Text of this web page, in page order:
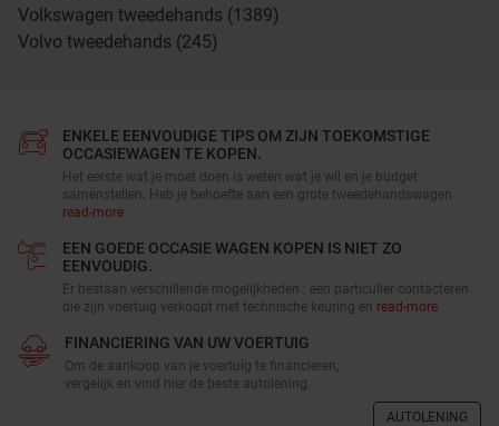
Volkswagen tweedehands (1389)
Volvo tweedehands (245)
ENKELE EENVOUDIGE TIPS OM ZIJN TOEKOMSTIGE
OCCASIEWAGEN TE KOPEN.
Het eerste wat je moet doen is weten wat je wil en je budget
samenstellen. Heb je behoefte aan een grote tweedehandswagen
read-more
EEN GOEDE OCCASIE WAGEN KOPEN IS NIET ZO
EENVOUDIG.
Er bestaan verschillende mogelijkheden : een particulier contacteren
die zijn voertuig verkoopt met technische keuring en read-more
FINANCIERING VAN UW VOERTUIG
Om de aankoop van je voertuig te financieren,
vergelijk en vind hier de beste autolening.
AUTOLENING